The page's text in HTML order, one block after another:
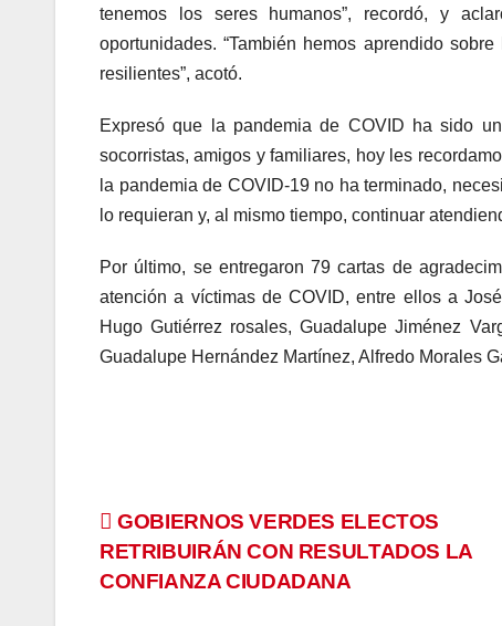
tenemos los seres humanos”, recordó, y
oportunidades. “También hemos aprendido
resilientes”, acotó.
Expresó que la pandemia de COVID ha sido
socorristas, amigos y familiares, hoy les
la pandemia de COVID-19 no ha terminado,
lo requieran y, al mismo tiempo, continuar
Por último, se entregaron 79 cartas de
atención a víctimas de COVID, entre ellos a
Hugo Gutiérrez rosales, Guadalupe Jiménez
Guadalupe Hernández Martínez, Alfredo Morales
Navegación
de
GOBIERNOS VERDES ELECTOS
RETRIBUIRÁN CON RESULTADOS LA
CONFIANZA CIUDADANA